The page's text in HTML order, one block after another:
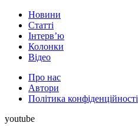
Новини
Статті
Інтерв’ю
Колонки
Відео
Про нас
Автори
Політика конфіденційності
youtube